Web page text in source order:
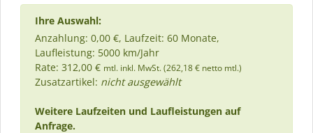
Ihre Auswahl:
Anzahlung: 0,00 €, Laufzeit: 60 Monate,
Laufleistung: 5000 km/Jahr
Rate: 312,00 € mtl. inkl. MwSt. (262,18 € netto mtl.)
Zusatzartikel: nicht ausgewählt
Weitere Laufzeiten und Laufleistungen auf
Anfrage.